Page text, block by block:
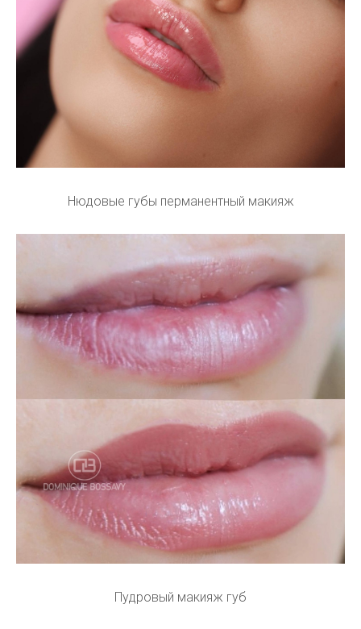
Нюдовые губы перманентный макияж
Пудровый макияж губ